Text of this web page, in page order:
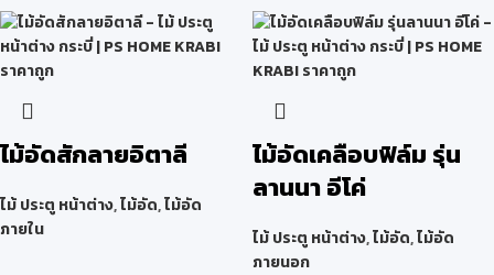
ไม้อัดสักลายอิตาลี
ไม้ ประตู หน้าต่าง,ไม้อัด,ไม้อัด
ภายใน
ไม้อัดเคลือบฟิล์ม รุ่น
ลานนา อีโค่
ไม้ ประตู หน้าต่าง,ไม้อัด,ไม้อัด
ภายนอก